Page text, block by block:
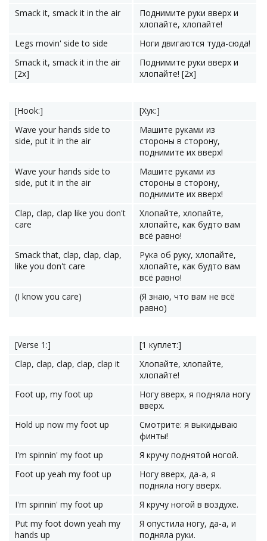
Smack it, smack it in the air
Поднимите руки вверх и
хлопайте, хлопайте!
Legs movin' side to side
Ноги двигаются туда-сюда!
Smack it, smack it in the air
[2x]
Поднимите руки вверх и
хлопайте! [2x]
[Hook:]
[Хук:]
Wave your hands side to
side, put it in the air
Машите руками из
стороны в сторону,
поднимите их вверх!
Wave your hands side to
side, put it in the air
Машите руками из
стороны в сторону,
поднимите их вверх!
Clap, clap, clap like you don't
care
Хлопайте, хлопайте,
хлопайте, как будто вам
всё равно!
Smack that, clap, clap, clap,
like you don't care
Рука об руку, хлопайте,
хлопайте, как будто вам
всё равно!
(I know you care)
(Я знаю, что вам не всё
равно)
[Verse 1:]
[1 куплет:]
Clap, clap, clap, clap, clap it
Хлопайте, хлопайте,
хлопайте!
Foot up, my foot up
Ногу вверх, я подняла ногу
вверх.
Hold up now my foot up
Смотрите: я выкидываю
финты!
I'm spinnin' my foot up
Я кручу поднятой ногой.
Foot up yeah my foot up
Ногу вверх, да-а, я
подняла ногу вверх.
I'm spinnin' my foot up
Я кручу ногой в воздухе.
Put my foot down yeah my
hands up
Я опустила ногу, да-а, и
подняла руки.